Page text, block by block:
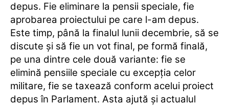
depus. Fie eliminare la pensii speciale, fie
aprobarea proiectului pe care l-am depus.
Este timp, până la finalul lunii decembrie, să se
discute şi să fie un vot final, pe formă finală,
pe una dintre cele două variante: fie se
elimină pensiile speciale cu excepţia celor
militare, fie se taxează conform acelui proiect
depus în Parlament. Asta ajută şi actualul